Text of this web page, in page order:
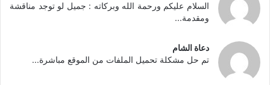
السلام عليكم ورحمة الله وبركاته : جميل لو توجد مناقشة
ومقدمة...
دعاة الشام
تم حل مشكلة تحميل الملفات من الموقع مباشرة...